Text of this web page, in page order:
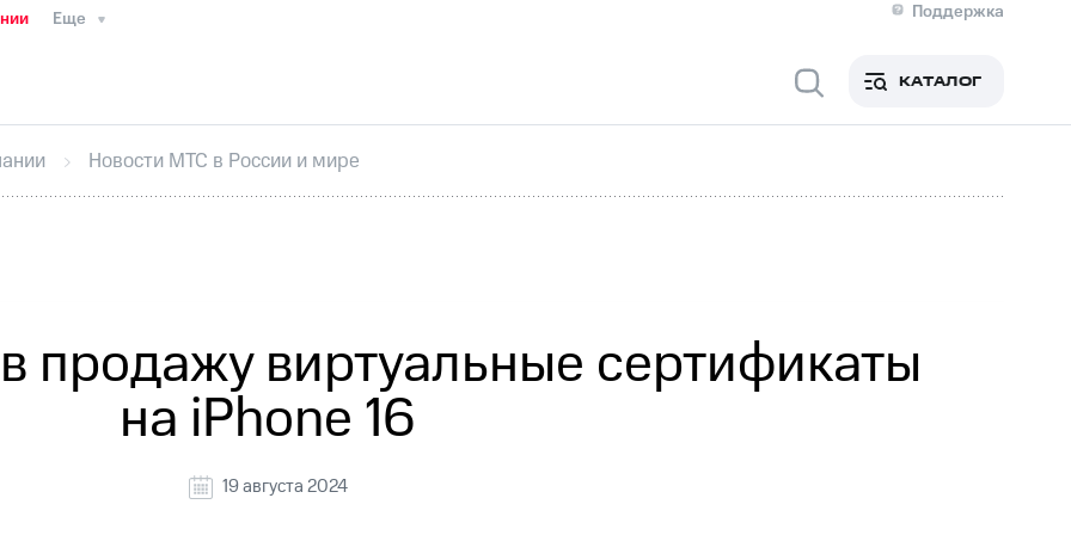
Еще
Поддержка
Медиа-центр
ИнтервьюФинансовая отчетностьКонтактыПригласить спикера
секретарьРаскрытие информации
кабинет акционераАкционерный капиталКонтроль и аудитРынок акций
КАТАЛОГ
Новости МТС в России и мире
продажу виртуальные сертификаты
на iPhone 16
19 августа 2024